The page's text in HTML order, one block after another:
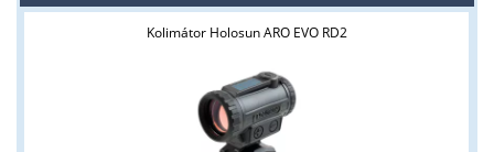
Kolimátor Holosun ARO EVO RD2